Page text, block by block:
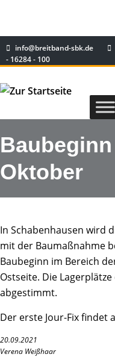
info@breitband-sbk.de
- 16284 - 100
Oktober
In Schabenhausen wird
mit der Baumaßnahme
Baubeginn im Bereich
Ostseite. Die
abgestimmt.
Der erste Jour-Fix findet
20.09.2021
Verena Weißhaar